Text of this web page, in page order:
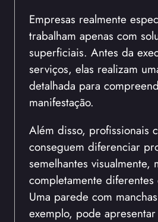
Empresas realmente
trabalham apenas com
superficiais. Antes da
serviços, elas realizam
detalhada para
manifestação.
Além disso, profissionais
conseguem diferenciar
semelhantes visualmente,
completamente diferentes
Uma parede com
exemplo, pode